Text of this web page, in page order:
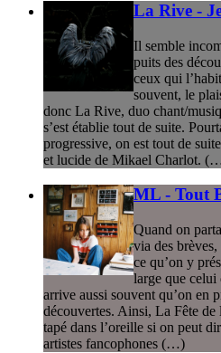
La Rive -
Il semble
puits des
ceux qui
souvent, le
donc La Rive, duo chant/
s’est établie tout de suite.
progressive, on est tout de
et lucide de Mikael Charlot.
ML - Tout
Quand on
via des brèves,
ce qu’on y
large que
arrive aussi souvent qu’on en
découvertes. Ainsi, La Fête
tapé dans l’oreille si on peut
artistes fancophones (…)